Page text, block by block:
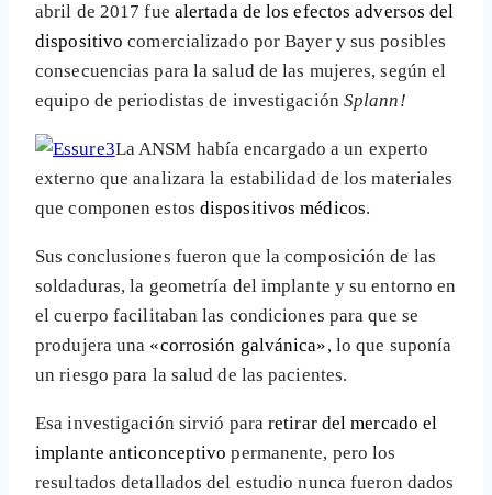
abril de 2017 fue alertada de los efectos adversos del
dispositivo comercializado por Bayer y sus posibles
consecuencias para la salud de las mujeres, según el
equipo de periodistas de investigación Splann!
La ANSM había encargado a un experto
externo que analizara la estabilidad de los materiales
que componen estos dispositivos médicos.
Sus conclusiones fueron que la composición de las
soldaduras, la geometría del implante y su entorno en
el cuerpo facilitaban las condiciones para que se
produjera una «corrosión galvánica», lo que suponía
un riesgo para la salud de las pacientes.
Esa investigación sirvió pararetirar del mercado el
implante anticonceptivo permanente, pero los
resultados detallados del estudio nunca fueron dados